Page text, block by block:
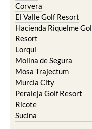
Corvera
El Valle Golf Resort
Hacienda Riquelme
Resort
Lorqui
Molina de Segura
Mosa Trajectum
Murcia City
Peraleja Golf Resort
Ricote
Sucina